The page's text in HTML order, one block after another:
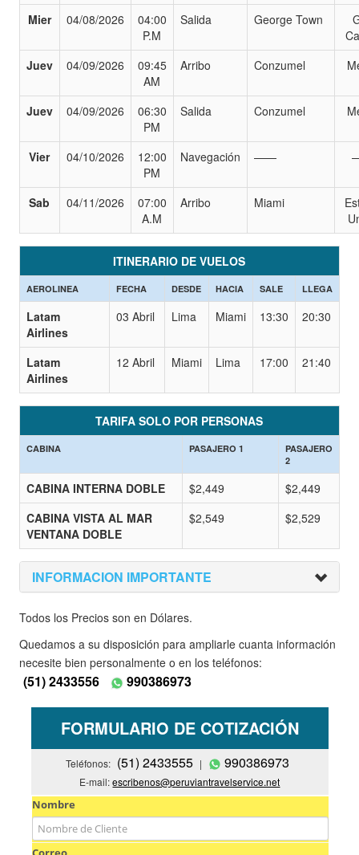
Mier 04/08/2026
04:00
P.M
Salida George Town
Juev
04/09/2026
09:45
AM
Arribo Conzumel
Juev 04/09/2026
06:30
PM
Salida Conzumel
Vier 04/10/2026
12:00
PM
Navegación ——
Sab 04/11/2026
07:00
A.M
Arribo Miami
ITINERARIO DE VUELOS
AEROLINEA FECHA DESDE HACIA SALE LLEGA
Latam
Airlines
03 Abril Lima Miami 13:30 20:30
Latam
Airlines
12 Abril Miami Lima 17:00 21:40
TARIFA SOLO POR PERSONAS
CABINA PASAJERO 1
PASAJERO
2
CABINA INTERNA DOBLE $2,449
$2,449
CABINA VISTA AL MAR
VENTANA DOBLE
$2,549 $2,529
INFORMACION IMPORTANTE
Todos los Precios son en Dólares.
Quedamos a su disposición para ampliarle cuanta información
necesite bien personalmente o en los teléfonos:
(51) 2433556 990386973
FORMULARIO DE COTIZACIÓN
Teléfonos: (51) 2433555 | 990386973
E-mail:escribenos@peruviantravelservice.net